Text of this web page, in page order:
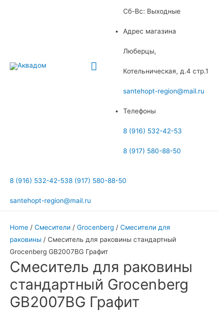
Главное
Сб-Вс: Выходные
Адрес магазина
Люберцы,
Котельническая, д.4 стр.1
santehopt-region@mail.ru
Телефоны
8 (916) 532-42-53
8 (917) 580-88-50
8 (916) 532-42-538 (917) 580-88-50
santehopt-region@mail.ru
Home / Смесители / Grocenberg / Смесители для
раковины / Смеситель для раковины стандартный
Grocenberg GB2007BG Графит
Смеситель для раковины
стандартный Grocenberg
GB2007BG Графит